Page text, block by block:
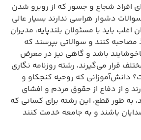
افراد شجاع و جسور که از روبرو شدن
دشوار هراسی ندارند بسیار عالی
اغلب باید با مسئولان بلندپایه، مدیران
مصاحبه کنند و سوالاتی بپرسند که
باشد و گاهی نیز در معرض
قرار می‌گیرند، رشته روزنامه نگاری
دانش‌آموزانی که روحیه کنجکاو و
و از دفاع از حقوق مردم و افشای
به طور قطع، این رشته برای کسانی که
باشند و به جامعه خدمت کنند